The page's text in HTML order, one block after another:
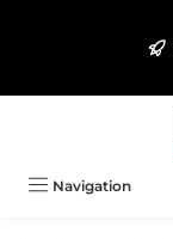
Navigation